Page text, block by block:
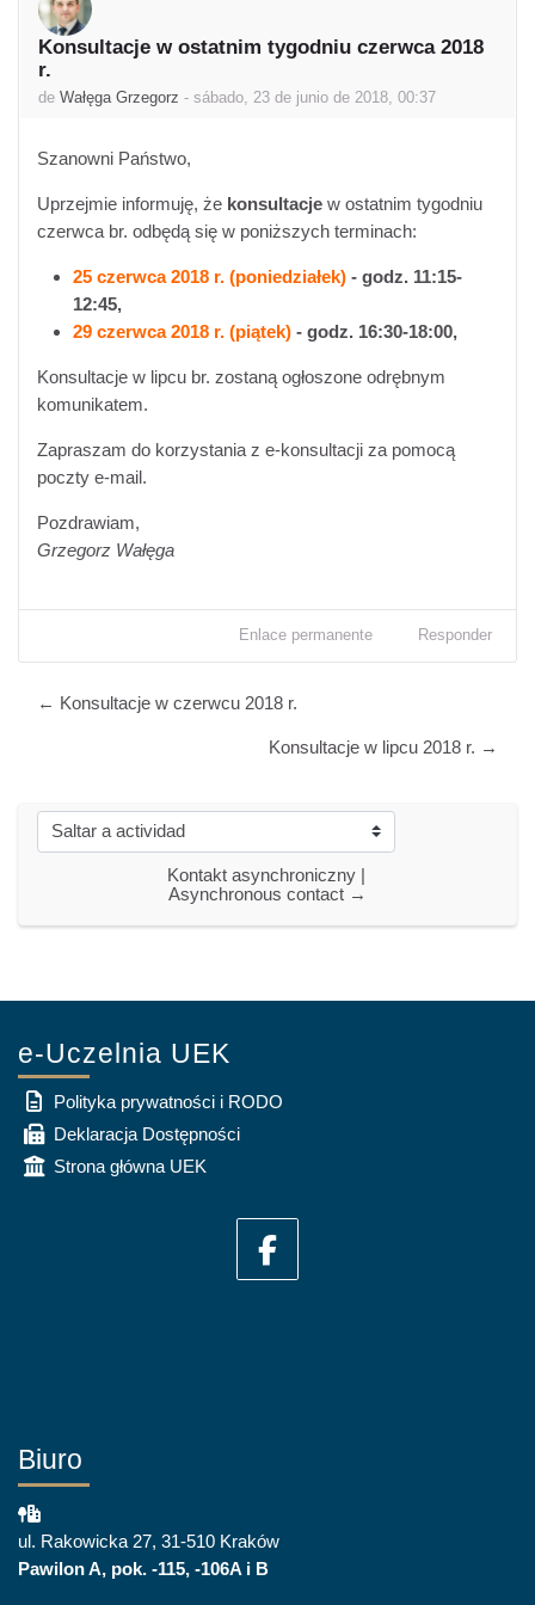
Konsultacje w ostatnim tygodniu czerwca 2018
r.
de Wałęga Grzegorz - sábado, 23 de junio de 2018, 00:37
Número de respuestas: 0
Szanowni Państwo,
Uprzejmie informuję, że konsultacje w ostatnim tygodniu
czerwca br. odbędą się w poniższych terminach:
25 czerwca 2018 r. (poniedziałek) - godz. 11:15-
12:45,
29 czerwca 2018 r. (piątek) - godz. 16:30-18:00,
Konsultacje w lipcu br. zostaną ogłoszone odrębnym
komunikatem.
Zapraszam do korzystania z e-konsultacji za pomocą
poczty e-mail.
Pozdrawiam,
Grzegorz Wałęga
Enlace permanente Responder
← Konsultacje w czerwcu 2018 r.
Konsultacje w lipcu 2018 r. →
Saltar a actividad
Kontakt asynchroniczny |
Asynchronous contact →
e-Uczelnia UEK
Polityka prywatności i RODO
Deklaracja Dostępności
Strona główna UEK
Biuro
ul. Rakowicka 27, 31-510 Kraków
Pawilon A, pok. -115, -106A i B